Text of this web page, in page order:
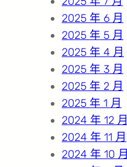
2025 年 6 月
2025 年 5 月
2025 年 4 月
2025 年 3 月
2025 年 2 月
2025 年 1 月
2024 年 12 月
2024 年 11 月
2024 年 10 月